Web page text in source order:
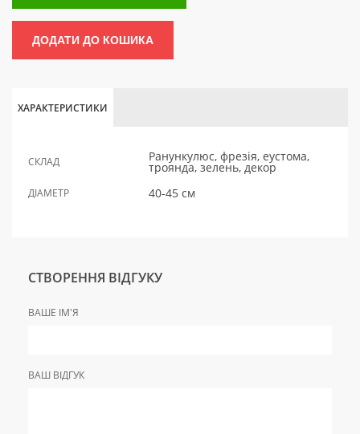
ДОДАТИ ДО КОШИКА
ХАРАКТЕРИСТИКИ
СКЛАД Ранункулюс, фрезія, еустома,
троянда, зелень, декор
ДІАМЕТР 40-45 см
СТВОРЕННЯ ВІДГУКУ
ВАШЕ ІМ'Я
ВАШ ВІДГУК